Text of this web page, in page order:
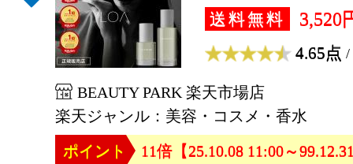
送料無料 3,520
4.65点 /
BEAUTY PARK 楽天市場店
楽天ジャンル：美容・コスメ・香水
ポイント
11倍【25.10.08 11:00～